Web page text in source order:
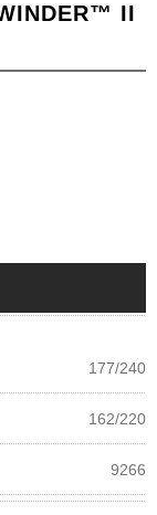
II
177/240
162/220
9266